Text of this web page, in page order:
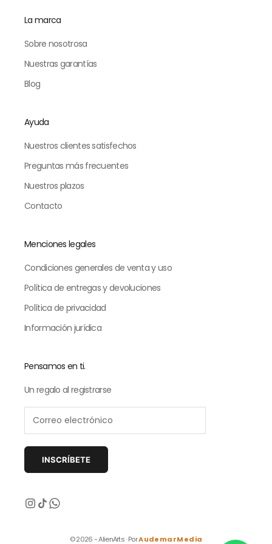
La marca
Sobre nosotrosa
Nuestras garantías
Blog
Ayuda
Nuestros clientes satisfechos
Preguntas más frecuentes
Nuestros plazos
Contacto
Menciones legales
Condiciones generales de venta y uso
Política de entregas y devoluciones
Política de privacidad
Información jurídica
Pensamos en ti.
Un regalo al registrarse
INSCRÍBETE
© 2026 - AlienArts · PorAudemarMedia